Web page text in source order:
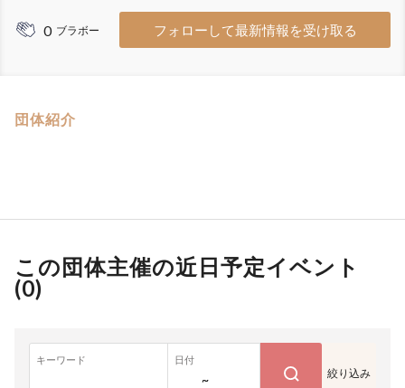
0 ブラボー フォローして最新情報を受け取る
団体紹介
この団体主催の近日予定イベント
(0)
キーワード 日付
~ 絞り込み